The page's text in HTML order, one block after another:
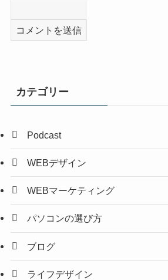
カテゴリー
Podcast
WEBデザイン
WEBマーケティング
パソコンの選び方
ブログ
ライフデザイン